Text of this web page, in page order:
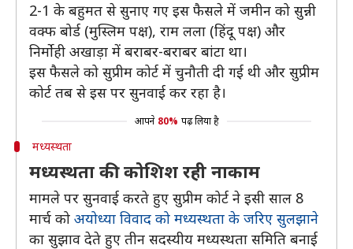
2-1 के बहुमत से सुनाए गए इस फैसले में जमीन को सुन्नी
वक्फ बोर्ड (मुस्लिम पक्ष), राम लला (हिंदू पक्ष) और
निर्मोही अखाड़ा में बराबर-बराबर बांटा था।
इस फैसले को सुप्रीम कोर्ट में चुनौती दी गई थी और सुप्रीम
कोर्ट तब से इस पर सुनवाई कर रहा है।
आपने 80% पढ़ लिया है
मध्यस्थता
मध्यस्थता की कोशिश रही नाकाम
मामले पर सुनवाई करते हुए सुप्रीम कोर्ट ने इसी साल 8
मार्च को अयोध्या विवाद को मध्यस्थता के जरिए सुलझाने
का सुझाव देते हुए तीन सदस्यीय मध्यस्थता समिति बनाई